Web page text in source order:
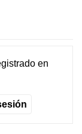
en